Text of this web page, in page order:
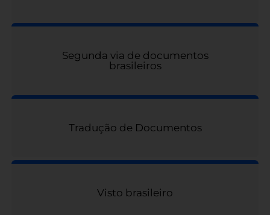
Segunda via de documentos
brasileiros
Tradução de Documentos
Visto brasileiro